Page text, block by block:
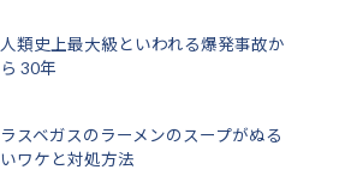
人類史上最大級といわれる爆発事故か
ら 30年
ラスベガスのラーメンのスープがぬる
いワケと対処方法